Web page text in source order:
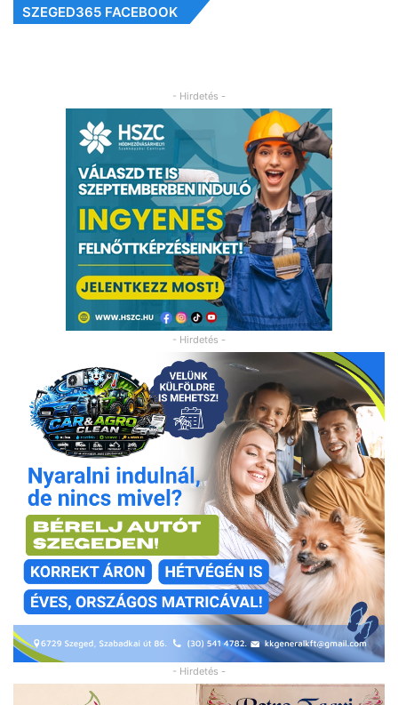
SZEGED365 FACEBOOK
- Hirdetés -
- Hirdetés -
- Hirdetés -